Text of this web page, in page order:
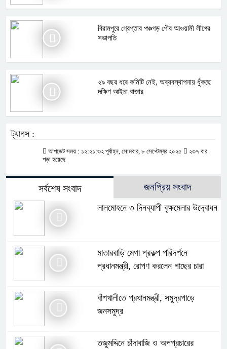
বিরামপুরে গ্রেপ্তার পঞ্চগড় পৌর আওয়ামী লীগের
সভাপতি
২৯ বছর ধরে কমিটি নেই, অব্যবস্থাপনায় ধুঁকছে
দক্ষিণ আইচা বাজার
ট্যাগস :
আপডেট সময় : ১২:২১:৩২ পূর্বাহ্ন, সোমবার, ৮ সেপ্টেম্বর ২০২৫
২৩৭ বার
পড়া হয়েছে
সর্বশেষ সংবাদ জনপ্রিয় সংবাদ
লালমোহনে ৩ দিনব্যাপী বৃক্ষমেলার উদ্বোধন
মাতারবাড়ি মেগা প্রকল্প পরিদর্শনে
প্রধানমন্ত্রী, রোপণ করলেন গাছের চারা
বাঁশখালীতে প্রধানমন্ত্রী, সমুদ্রপাড়ে
জনসমুদ্র
তজুমদ্দিনে চাঁদাবাজি ও অপপ্রচারের